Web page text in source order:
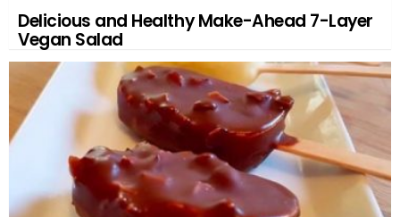
Delicious and Healthy Make-Ahead 7-Layer
Vegan Salad